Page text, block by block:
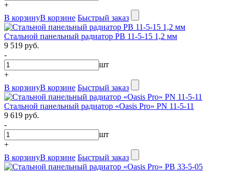
+
В корзинуВ корзине Быстрый заказ
Стальной панельный радиатор PB 11-5-15 1,2 мм
9 519 руб.
-
шт
+
В корзинуВ корзине Быстрый заказ
Стальной панельный радиатор «Oasis Pro» PN 11-5-11
9 619 руб.
-
шт
+
В корзинуВ корзине Быстрый заказ